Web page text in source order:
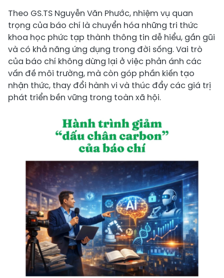
Theo GS.TS Nguyễn Văn Phước, nhiệm vụ quan
trọng của báo chí là chuyển hóa những tri thức
khoa học phức tạp thành thông tin dễ hiểu, gần gũi
và có khả năng ứng dụng trong đời sống. Vai trò
của báo chí không dừng lại ở việc phản ánh các
vấn đề môi trường, mà còn góp phần kiến tạo
nhận thức, thay đổi hành vi và thúc đẩy các giá trị
phát triển bền vững trong toàn xã hội.